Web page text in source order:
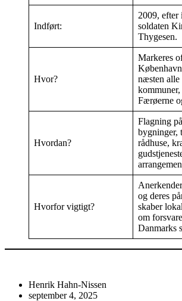
Indført:
2009,
soldaten
Thygesen.
Hvor?
Markeres
næsten alle
kommuner,
Færøerne
Hvordan?
Flagning
bygninger,
rådhuse,
Hvorfor vigtigt?
og deres
skaber
om
Danmarks
Henrik Hahn-Nissen
september 4, 2025